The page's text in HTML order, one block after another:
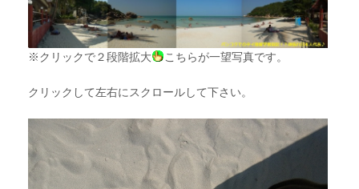
※クリックで２段階拡大 こちらが一望写真です。
クリックして左右にスクロールして下さい。